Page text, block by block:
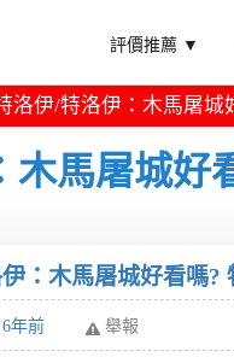
評價推薦 ▼
洛伊/特洛伊：木馬屠城
木馬屠城好
：木馬屠城好看嗎?
年前 舉報